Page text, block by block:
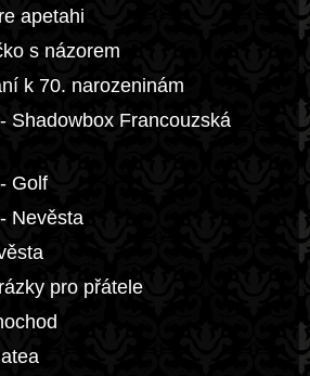
apetahi
s názorem
k 70. narozeninám
Shadowbox Francouzská
Golf
Nevěsta
pro přátele